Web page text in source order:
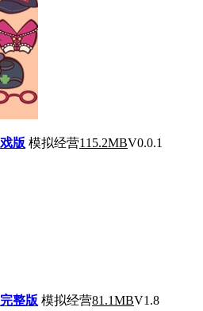
版 模拟经营115.2MBV0.0.1
整版 模拟经营81.1MBV1.8